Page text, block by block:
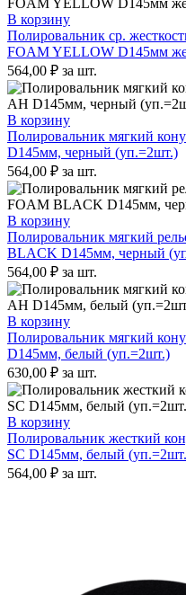
В корзину
Полировальник ср.
FOAM YELLOW D145мм
564,00 ₽ за шт.
В корзину
Полировальник мягкий
D145мм, черный (уп.=2шт.)
564,00 ₽ за шт.
В корзину
Полировальник мягкий
BLACK D145мм, черный
564,00 ₽ за шт.
В корзину
Полировальник мягкий
D145мм, белый (уп.=2шт.)
630,00 ₽ за шт.
В корзину
Полировальник жесткий
SC D145мм, белый
564,00 ₽ за шт.